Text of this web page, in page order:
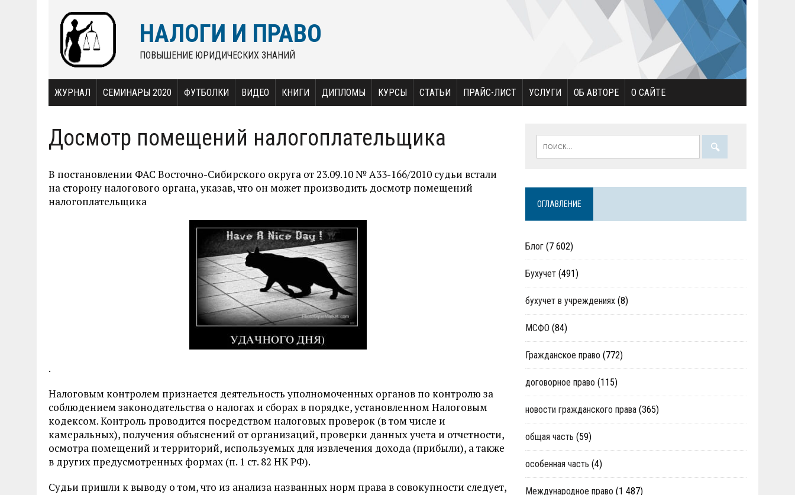
НАЛОГИ И ПРАВО
ПОВЫШЕНИЕ ЮРИДИЧЕСКИХ ЗНАНИЙ
ЖУРНАЛ СЕМИНАРЫ 2020 ФУТБОЛКИ ВИДЕО КНИГИ ДИПЛОМЫ КУРСЫ СТАТЬИ ПРАЙС-ЛИСТ УСЛУГИ ОБ АВТОРЕ О САЙТЕ
Досмотр помещений налогоплательщика
В постановлении ФАС Восточно-Сибирского округа от 23.09.10 № А33-166/2010 судьи встали
на сторону налогового органа, указав, что он может производить досмотр помещений
налогоплательщика
.
Налоговым контролем признается деятельность уполномоченных органов по контролю за
соблюдением законодательства о налогах и сборах в порядке, установленном Налоговым
кодексом. Контроль проводится посредством налоговых проверок (в том числе и
камеральных), получения объяснений от организаций, проверки данных учета и отчетности,
осмотра помещений и территорий, используемых для извлечения дохода (прибыли), а также
в других предусмотренных формах (п. 1 ст. 82 НК РФ).
Судьи пришли к выводу о том, что из анализа названных норм права в совокупности следует,
ОГЛАВЛЕНИЕ
Блог (7 602)
Бухучет (491)
бухучет в учреждениях (8)
МСФО (84)
Гражданское право (772)
договорное право (115)
новости гражданского права (365)
общая часть (59)
особенная часть (4)
Международное право (1 487)